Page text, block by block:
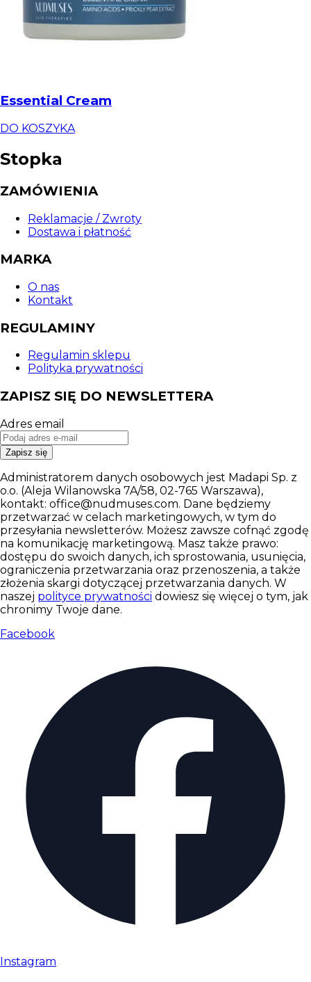
Essential Cream
DO KOSZYKA
Stopka
ZAMÓWIENIA
Reklamacje / Zwroty
Dostawa i płatność
MARKA
O nas
Kontakt
REGULAMINY
Regulamin sklepu
Polityka prywatności
ZAPISZ SIĘ DO NEWSLETTERA
Adres email
Zapisz się
Administratorem danych osobowych jest Madapi Sp. z
o.o. (Aleja Wilanowska 7A/58, 02-765 Warszawa),
kontakt: office@nudmuses.com. Dane będziemy
przetwarzać w celach marketingowych, w tym do
przesyłania newsletterów. Możesz zawsze cofnąć zgodę
na komunikację marketingową. Masz także prawo:
dostępu do swoich danych, ich sprostowania, usunięcia,
ograniczenia przetwarzania oraz przenoszenia, a także
złożenia skargi dotyczącej przetwarzania danych. W
naszej polityce prywatności dowiesz się więcej o tym, jak
chronimy Twoje dane.
Facebook
Instagram